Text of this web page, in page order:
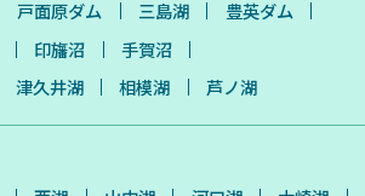
戸面原ダム 三島湖
豊英ダム
印旛沼
手賀沼
津久井湖 相模湖 芦ノ湖